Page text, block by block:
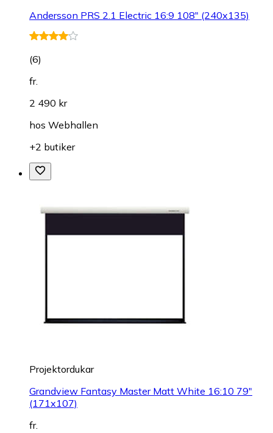
Andersson PRS 2.1 Electric 16:9 108" (240x135)
(6)
fr.
2 490 kr
hos Webhallen
+2 butiker
Projektordukar
Grandview Fantasy Master Matt White 16:10 79"
(171x107)
fr.